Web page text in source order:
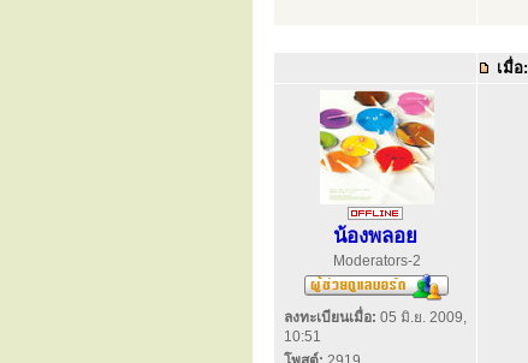
เมื่อ:
น้องพลอย
Moderators-2
ลงทะเบียนเมื่อ: 05 มิ.ย. 2009,
10:51